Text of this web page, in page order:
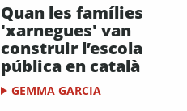
Quan les famílies
'xarnegues' van
construir l’escola
pública en català
GEMMA GARCIA